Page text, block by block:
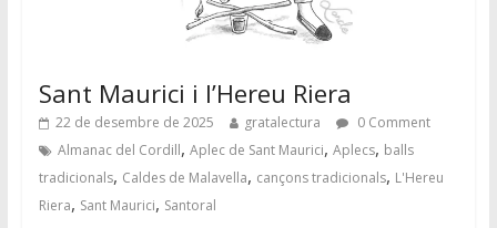
Sant Maurici i l’Hereu Riera
22 de desembre de 2025 gratalectura
0 Comment
Almanac del Cordill, Aplec de Sant Maurici, Aplecs, balls
tradicionals, Caldes de Malavella, cançons tradicionals, L'Hereu
Riera, Sant Maurici, Santoral